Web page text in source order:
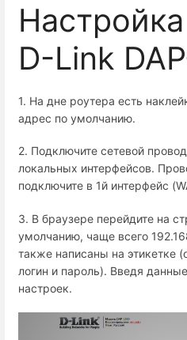
D-Link
1. На дне роутера есть
адрес по умолчанию.
2. Подключите сетевой
локальных интерфейсов.
подключите в 1й интерфейс
3. В браузере перейдите на
умолчанию, чаще всего
также написаны на этикетке
логин и пароль). Введя
настроек.